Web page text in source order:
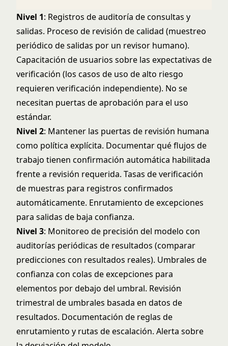
Nivel 1: Registros de auditoría de consultas y
salidas. Proceso de revisión de calidad (muestreo
periódico de salidas por un revisor humano).
Capacitación de usuarios sobre las expectativas de
verificación (los casos de uso de alto riesgo
requieren verificación independiente). No se
necesitan puertas de aprobación para el uso
estándar.
Nivel 2: Mantener las puertas de revisión humana
como política explícita. Documentar qué flujos de
trabajo tienen confirmación automática habilitada
frente a revisión requerida. Tasas de verificación
de muestras para registros confirmados
automáticamente. Enrutamiento de excepciones
para salidas de baja confianza.
Nivel 3: Monitoreo de precisión del modelo con
auditorías periódicas de resultados (comparar
predicciones con resultados reales). Umbrales de
confianza con colas de excepciones para
elementos por debajo del umbral. Revisión
trimestral de umbrales basada en datos de
resultados. Documentación de reglas de
enrutamiento y rutas de escalación. Alerta sobre